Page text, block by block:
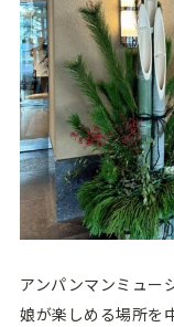
アンパンマンミュー
娘が楽しめる場所を